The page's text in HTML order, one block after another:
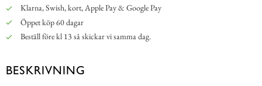
Klarna, Swish, kort, Apple Pay & Google Pay
Öppet köp 60 dagar
Beställ före kl 13 så skickar vi samma dag.
BESKRIVNING